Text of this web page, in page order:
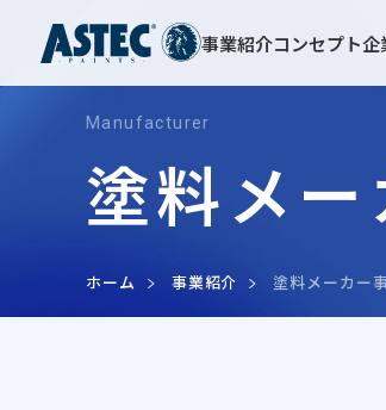
事業紹介
塗料メーカー
元請け住宅塗装支援事業
外装リフォーム支援事業
ア
ア
コンセプト企
代表挨拶
会社概要
新卒採用
Manufacturer
塗料メ
ホーム 事業紹介 塗料メーカー